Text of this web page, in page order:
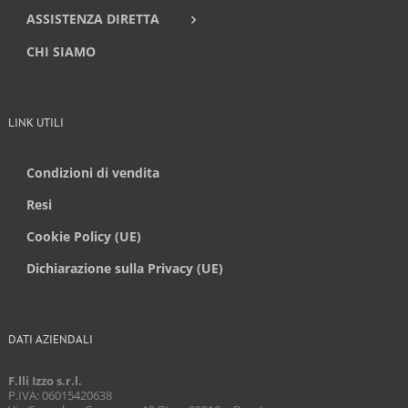
ASSISTENZA DIRETTA
CHI SIAMO
LINK UTILI
Condizioni di vendita
Resi
Cookie Policy (UE)
Dichiarazione sulla Privacy (UE)
DATI AZIENDALI
F.lli Izzo s.r.l.
P.IVA: 06015420638